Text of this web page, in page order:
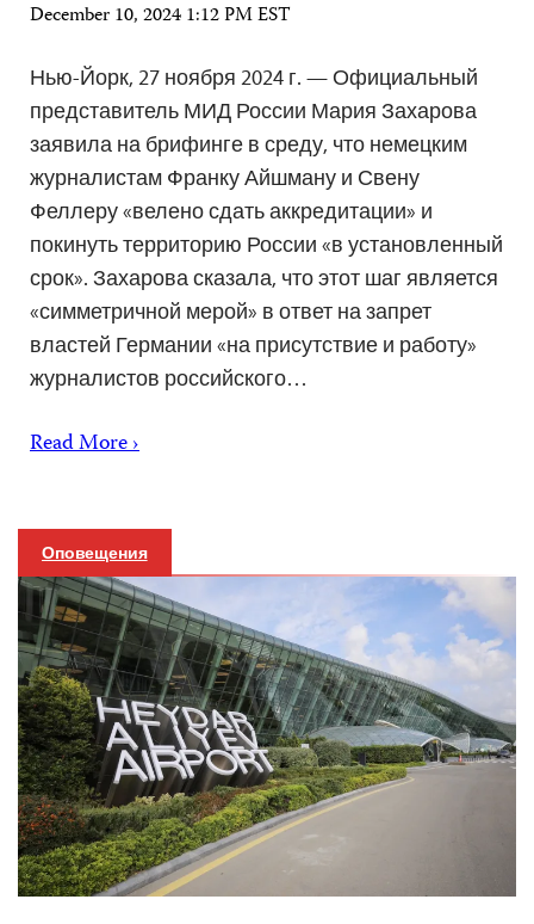
December 10, 2024 1:12 PM EST
Нью-Йорк, 27 ноября 2024 г. — Официальный
представитель МИД России Мария Захарова
заявила на брифинге в среду, что немецким
журналистам Франку Айшману и Свену
Феллеру «велено сдать аккредитации» и
покинуть территорию России «в установленный
срок». Захарова сказала, что этот шаг является
«симметричной мерой» в ответ на запрет
властей Германии «на присутствие и работу»
журналистов российского…
Read More ›
Оповещения